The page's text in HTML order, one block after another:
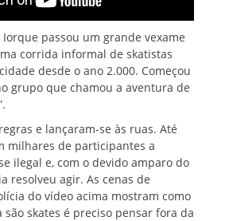
passou um grande vexame
corrida informal de skatistas
desde o ano 2.000. Começou
grupo que chamou a aventura de
e lançaram-se às ruas. Até
milhares de participantes a
ilegal e, com o devido amparo do
resolveu agir. As cenas de
do vídeo acima mostram como
skates é preciso pensar fora da